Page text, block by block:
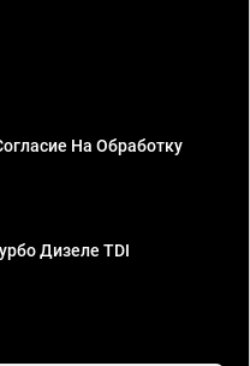
На Обработку
Дизеле TDI